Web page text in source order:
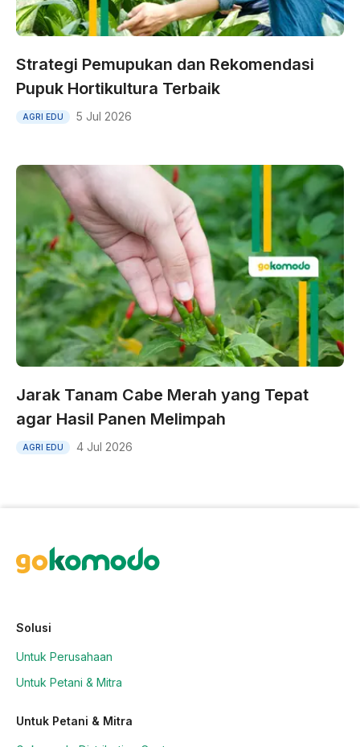
Strategi Pemupukan dan Rekomendasi
Pupuk Hortikultura Terbaik
AGRI EDU 5 Jul 2026
Jarak Tanam Cabe Merah yang Tepat
agar Hasil Panen Melimpah
AGRI EDU 4 Jul 2026
Solusi
Untuk Perusahaan
Untuk Petani & Mitra
Untuk Petani & Mitra